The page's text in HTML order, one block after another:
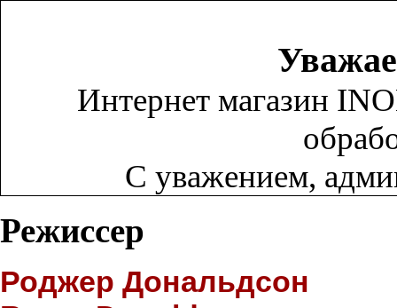
Интернет магазин
С уважением,
Режиссер
Роджер Дональдсон